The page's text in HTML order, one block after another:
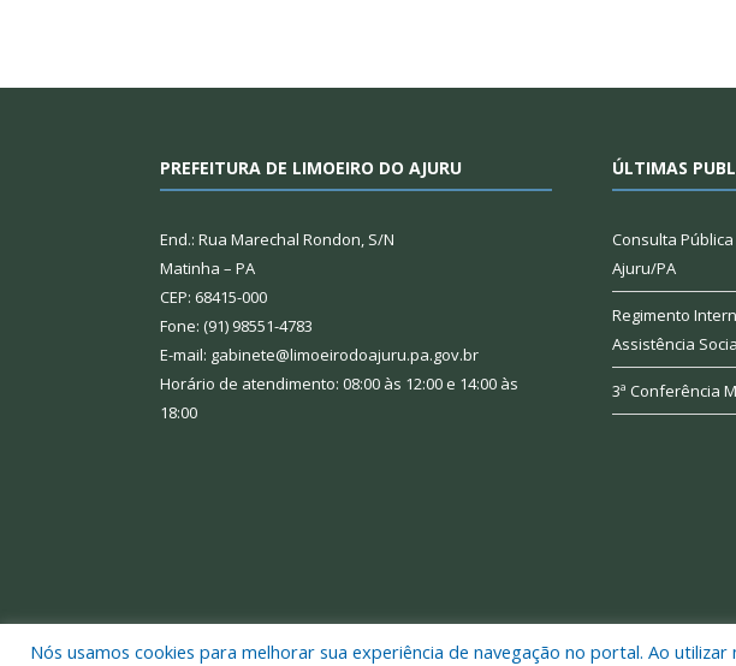
PREFEITURA DE LIMOEIRO DO AJURU
End.: Rua Marechal Rondon, S/N
Matinha – PA
CEP: 68415-000
Fone: (91) 98551-4783
E-mail: gabinete@limoeirodoajuru.pa.gov.br
Horário de atendimento: 08:00 às 12:00 e 14:00 às
18:00
ÚLTIMAS
Consulta Pública
Ajuru/PA
Regimento
Assistência
3ª Conferência
Nós usamos cookies para melhorar sua experiência de navegação no portal. Ao